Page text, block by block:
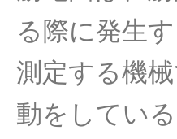
る際に発生
測定する機
動をしてい